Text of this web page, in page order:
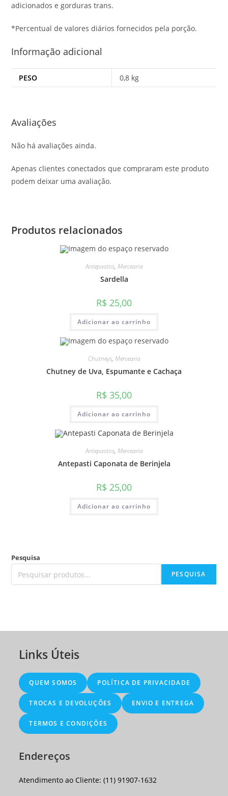
adicionados e gorduras trans.
*Percentual de valores diários fornecidos pela porção.
Informação adicional
PESO 0,8 kg
Avaliações
Não há avaliações ainda.
Apenas clientes conectados que compraram este produto
podem deixar uma avaliação.
Produtos relacionados
Antepastos, Mercearia
Sardella
R$ 25,00
Adicionar ao carrinho
Chutneys, Mercearia
Chutney de Uva, Espumante e Cachaça
R$ 35,00
Adicionar ao carrinho
Antepastos, Mercearia
Antepasti Caponata de Berinjela
R$ 25,00
Adicionar ao carrinho
Pesquisa
PESQUISA
Links Úteis
QUEM SOMOS POLÍTICA DE PRIVACIDADE
TROCAS E DEVOLUÇÕES ENVIO E ENTREGA
TERMOS E CONDIÇÕES
Endereços
Atendimento ao Cliente: (11) 91907-1632